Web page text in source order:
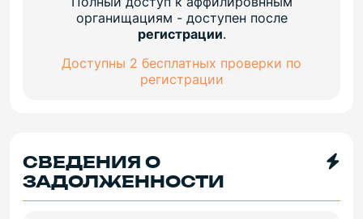
органищациям - доступен после
регистрации.
Доступны 2 бесплатных проверки по
регистрации
СВЕДЕНИЯ О
ЗАДОЛЖЕННОСТИ